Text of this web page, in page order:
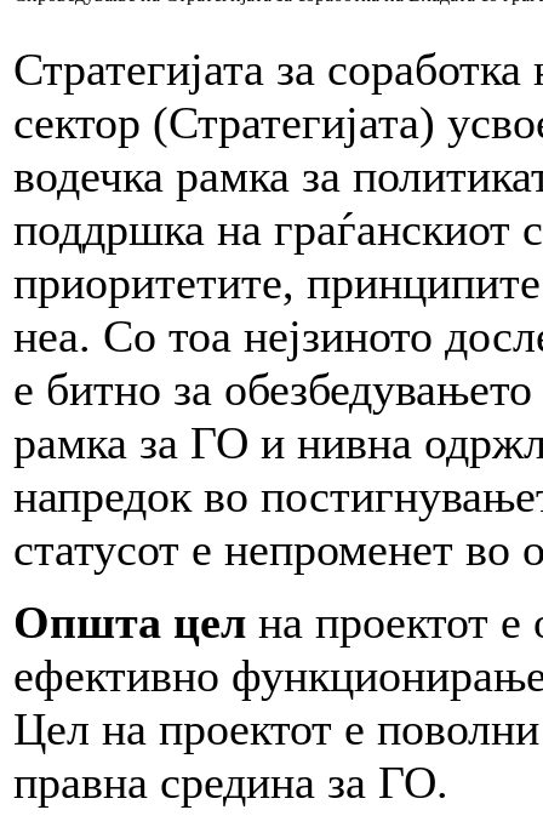
Стратегијата за
сектор (Стратегијата)
водечка рамка за
поддршка на граѓанскиот
приоритетите,
неа. Со тоа нејзиното
е битно за
рамка за ГО и нивна
напредок во
статусот е непроменет во
Општа цел на проектот е
ефективно
Цел на проектот е
правна средина за ГО.